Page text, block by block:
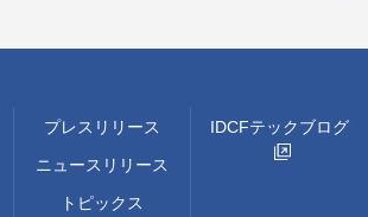
プレスリリース
ニュースリリース
トピックス
IDCFテックブログ